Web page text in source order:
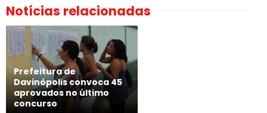
Notícias relacionadas
Prefeitura de
Davinópolis convoca 45
aprovados no último
concurso